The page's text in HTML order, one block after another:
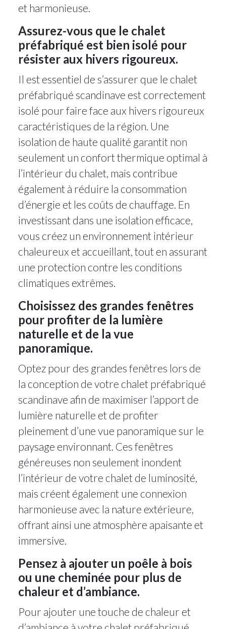
et harmonieuse.
Assurez-vous que le chalet
préfabriqué est bien isolé pour
résister aux hivers rigoureux.
Il est essentiel de s’assurer que le chalet
préfabriqué scandinave est correctement
isolé pour faire face aux hivers rigoureux
caractéristiques de la région. Une
isolation de haute qualité garantit non
seulement un confort thermique optimal à
l’intérieur du chalet, mais contribue
également à réduire la consommation
d’énergie et les coûts de chauffage. En
investissant dans une isolation efficace,
vous créez un environnement intérieur
chaleureux et accueillant, tout en assurant
une protection contre les conditions
climatiques extrêmes.
Choisissez des grandes fenêtres
pour profiter de la lumière
naturelle et de la vue
panoramique.
Optez pour des grandes fenêtres lors de
la conception de votre chalet préfabriqué
scandinave afin de maximiser l’apport de
lumière naturelle et de profiter
pleinement d’une vue panoramique sur le
paysage environnant. Ces fenêtres
généreuses non seulement inondent
l’intérieur de votre chalet de luminosité,
mais créent également une connexion
harmonieuse avec la nature extérieure,
offrant ainsi une atmosphère apaisante et
immersive.
Pensez à ajouter un poêle à bois
ou une cheminée pour plus de
chaleur et d’ambiance.
Pour ajouter une touche de chaleur et